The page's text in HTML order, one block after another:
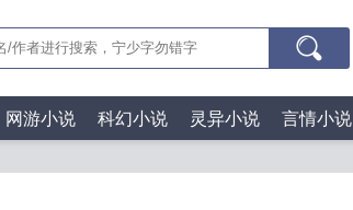
网游小说 科幻小说 灵异小说 言情小说